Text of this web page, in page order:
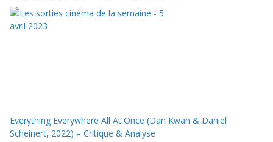
Everything Everywhere All At Once (Dan Kwan & Daniel
Scheinert, 2022) – Critique & Analyse